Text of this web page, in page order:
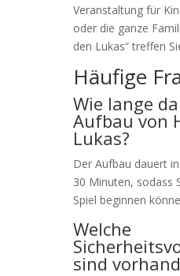
Veranstaltung für
oder die ganze
den Lukas“ treffen
Häufige
Wie lange
Aufbau von
Lukas?
Der Aufbau dauert
30 Minuten, sodass
Spiel beginnen
Welche
sind